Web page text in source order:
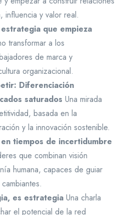
influencia y valor real.
que empieza
transformar a los
de marca y
organizacional.
Diferenciación
saturados Una mirada
basada en la
y la innovación sostenible.
tiempos de incertidumbre
que combinan visión
humana, capaces de guiar
es estrategia Una charla
el potencial de la red